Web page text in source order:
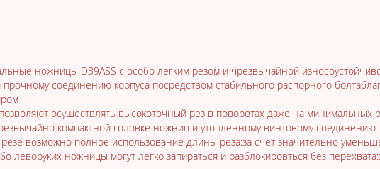
ножницы D39ASS с особо легким резом и чрезвычайной
прочному соединению корпуса посредством стабильного распорного
осуществлять высокоточный рез в поворотах даже на минимальных
компактной головке ножниц и утопленному винтовому соединению
возможно полное использование длины реза:за счет значительно
леворуких ножницы могут легко запираться и разблокировться без